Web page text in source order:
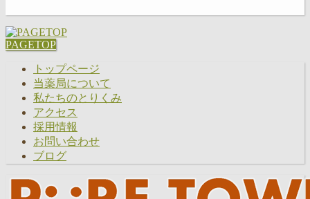
PAGETOP
トップページ
当薬局について
私たちのとりくみ
アクセス
採用情報
お問い合わせ
ブログ